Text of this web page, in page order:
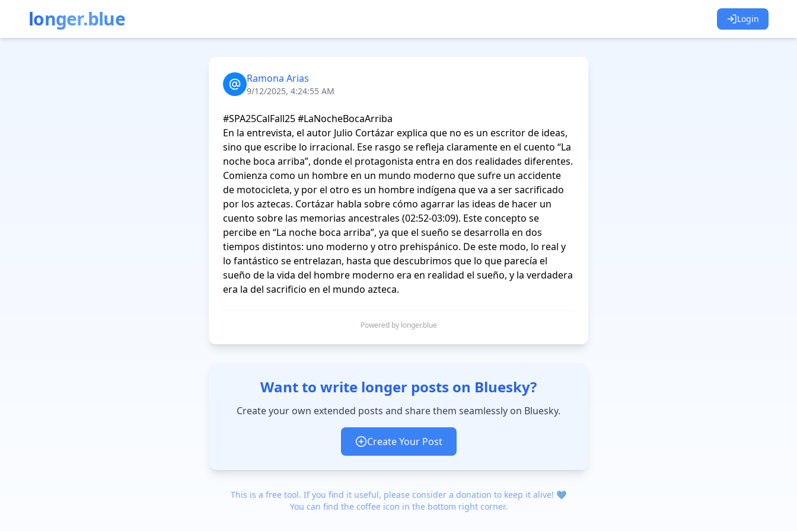
longer.blue Login
Ramona Arias
9/12/2025, 4:24:55 AM
#SPA25CalFall25 #LaNocheBocaArriba
En la entrevista, el autor Julio Cortázar explica que no es un escritor de ideas,
sino que escribe lo irracional. Ese rasgo se refleja claramente en el cuento “La
noche boca arriba”, donde el protagonista entra en dos realidades diferentes.
Comienza como un hombre en un mundo moderno que sufre un accidente
de motocicleta, y por el otro es un hombre indígena que va a ser sacrificado
por los aztecas. Cortázar habla sobre cómo agarrar las ideas de hacer un
cuento sobre las memorias ancestrales (02:52-03:09). Este concepto se
percibe en “La noche boca arriba”, ya que el sueño se desarrolla en dos
tiempos distintos: uno moderno y otro prehispánico. De este modo, lo real y
lo fantástico se entrelazan, hasta que descubrimos que lo que parecía el
sueño de la vida del hombre moderno era en realidad el sueño, y la verdadera
Powered by longer.blue
Want to write longer posts on Bluesky?
Create your own extended posts and share them seamlessly on Bluesky.
Create Your Post
This is a free tool. If you find it useful, please consider a donation to keep it alive! 💙
You can find the coffee icon in the bottom right corner.